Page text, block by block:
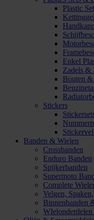
Plastic
Enkel
Zadels &
Bouten
Stickers
Banden & Wielen
Crossbanden
Enduro Banden
Spijkerbanden
Supermoto
Complete
Velgen,
Binnenbanden